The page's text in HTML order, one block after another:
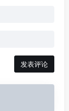
发表评论